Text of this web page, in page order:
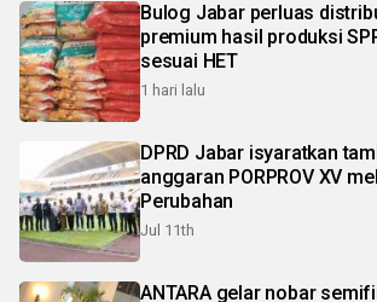
Bulog Jabar perluas
premium hasil produksi
sesuai HET
1 hari lalu
DPRD Jabar isyaratkan
anggaran PORPROV XV
Perubahan
Jul 11th
ANTARA gelar nobar